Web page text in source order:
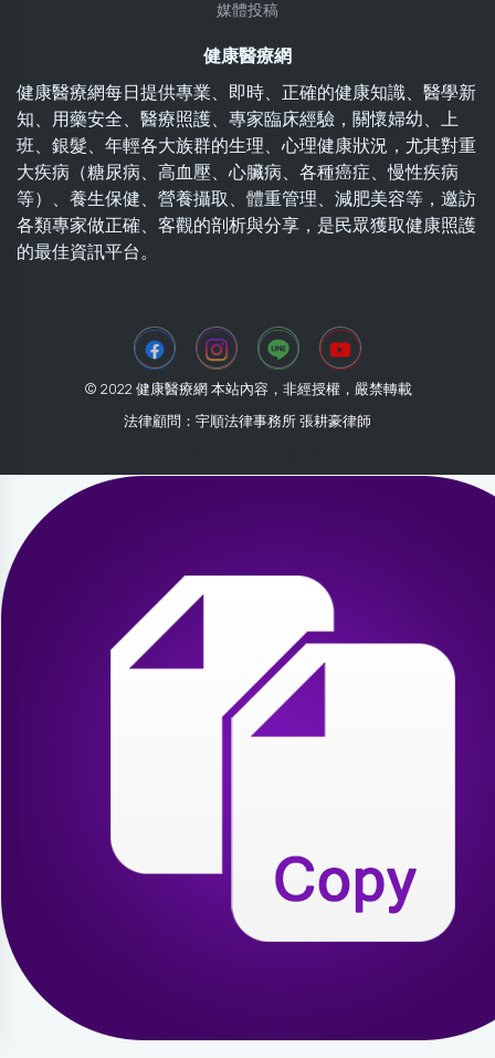
媒體投稿
健康醫療網
健康醫療網每日提供專業、即時、正確的健康知識、醫學新
知、用藥安全、醫療照護、專家臨床經驗，關懷婦幼、上
班、銀髮、年輕各大族群的生理、心理健康狀況，尤其對重
大疾病（糖尿病、高血壓、心臟病、各種癌症、慢性疾病
等）、養生保健、營養攝取、體重管理、減肥美容等，邀訪
各類專家做正確、客觀的剖析與分享，是民眾獲取健康照護
的最佳資訊平台。
© 2022 健康醫療網 本站內容，非經授權，嚴禁轉載
法律顧問：宇順法律事務所 張耕豪律師